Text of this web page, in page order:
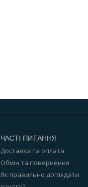
ЧАСТІ ПИТАННЯ
Доставка та оплата
Обмін та повернення
Як правильно доглядати